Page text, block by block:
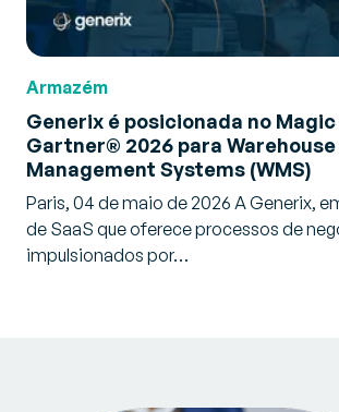
Armazém
Generix é posicionada no
Gartner® 2026 para Warehouse
Management Systems (WMS)
Paris, 04 de maio de 2026 A Generix,
de SaaS que oferece processos de
impulsionados por…